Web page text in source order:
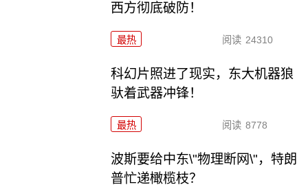
西方彻底破防！
最热 阅读 24310
科幻片照进了现实，东大机器狼
驮着武器冲锋！
最热 阅读 8778
波斯要给中东\"物理断网\"，特朗
普忙递橄榄枝？